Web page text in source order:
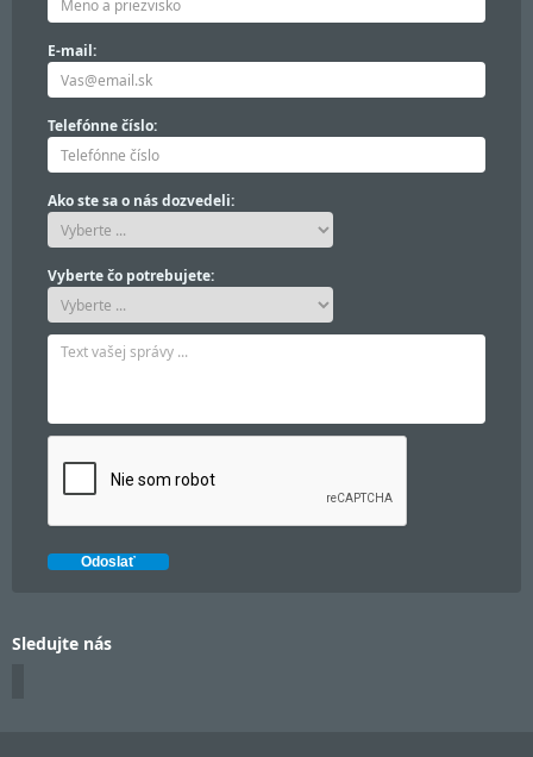
E-mail:
Telefónne číslo:
Ako ste sa o nás dozvedeli:
Vyberte čo potrebujete:
Sledujte nás